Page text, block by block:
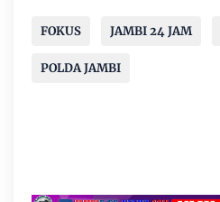
FOKUS JAMBI 24 JAM
POLDA JAMBI